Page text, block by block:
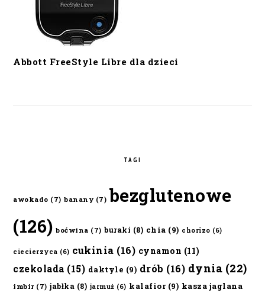
Abbott FreeStyle Libre dla dzieci
TAGI
awokado (7) banany (7) bezglutenowe
(126) boćwina (7) buraki (8) chia (9) chorizo (6)
ciecierzyca (6) cukinia (16) cynamon (11)
czekolada (15) daktyle (9) drób (16) dynia (22)
imbir (7) jabłka (8) jarmuż (6) kalafior(9) kasza jaglana